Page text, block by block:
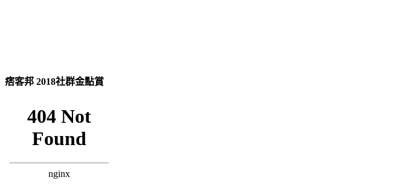
痞客邦 2018社群金點賞